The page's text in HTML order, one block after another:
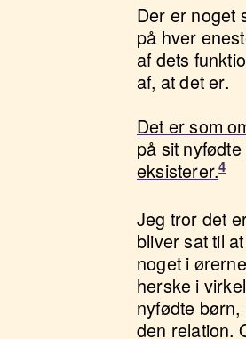
Der er noget
på hver
af dets
af, at det er.
Det er som
på sit
eksisterer.
Jeg tror det
bliver sat til
noget i
herske i
nyfødte
den relation.